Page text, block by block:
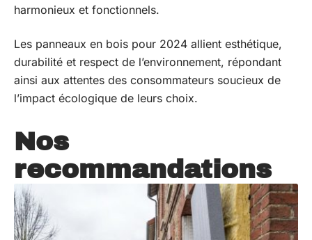
harmonieux et fonctionnels.
Les panneaux en bois pour 2024 allient esthétique,
durabilité et respect de l’environnement, répondant
ainsi aux attentes des consommateurs soucieux de
l’impact écologique de leurs choix.
Nos
recommandations